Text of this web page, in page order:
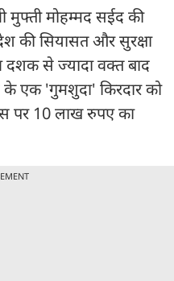
मुफ्ती मोहम्मद सईद की
की सियासत और सुरक्षा
दशक से ज्यादा वक्त बाद
एक 'गुमशुदा' किरदार को
पर 10 लाख रुपए का